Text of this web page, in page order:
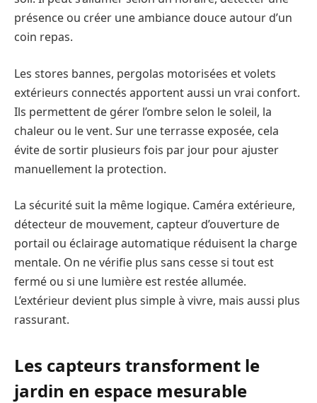
présence ou créer une ambiance douce autour d’un
coin repas.
Les stores bannes, pergolas motorisées et volets
extérieurs connectés apportent aussi un vrai confort.
Ils permettent de gérer l’ombre selon le soleil, la
chaleur ou le vent. Sur une terrasse exposée, cela
évite de sortir plusieurs fois par jour pour ajuster
manuellement la protection.
La sécurité suit la même logique. Caméra extérieure,
détecteur de mouvement, capteur d’ouverture de
portail ou éclairage automatique réduisent la charge
mentale. On ne vérifie plus sans cesse si tout est
fermé ou si une lumière est restée allumée.
L’extérieur devient plus simple à vivre, mais aussi plus
rassurant.
Les capteurs transforment le
jardin en espace mesurable